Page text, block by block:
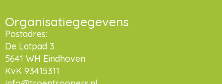
Organisatiegegevens
Postadres:
De Latpad 3
5641 WH Eindhoven
KvK 93415311